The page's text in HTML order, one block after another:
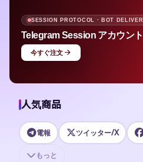
APPLE ID · MULTI-REGION STOCK
Apple ID平均 $1.48 で即利用
今すぐ購入
人気商品
電報 ツイッター/X
もっと